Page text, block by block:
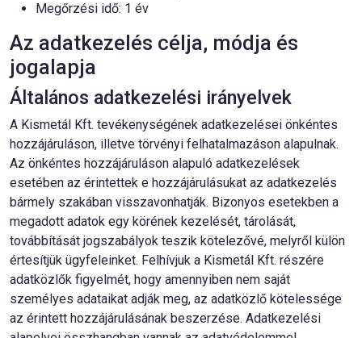
Megőrzési idő: 1 év
Az adatkezelés célja, módja és
jogalapja
Általános adatkezelési irányelvek
A Kismetál Kft. tevékenységének adatkezelései önkéntes
hozzájáruláson, illetve törvényi felhatalmazáson alapulnak.
Az önkéntes hozzájáruláson alapuló adatkezelések
esetében az érintettek e hozzájárulásukat az adatkezelés
bármely szakában visszavonhatják. Bizonyos esetekben a
megadott adatok egy körének kezelését, tárolását,
továbbítását jogszabályok teszik kötelezővé, melyről külön
értesítjük ügyfeleinket. Felhívjuk a Kismetál Kft. részére
adatközlők figyelmét, hogy amennyiben nem saját
személyes adataikat adják meg, az adatközlő kötelessége
az érintett hozzájárulásának beszerzése. Adatkezelési